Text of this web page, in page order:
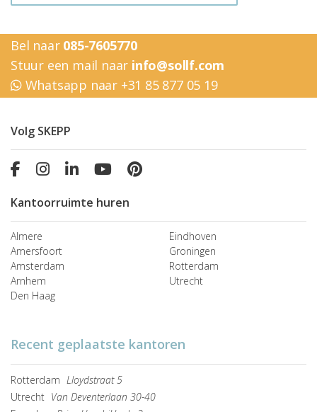
Bel naar 085-7605770
Stuur een mail naar info@sollf.com
Whatsapp naar +31 85 877 05 19
Volg SKEPP
Kantoorruimte huren
Almere
Amersfoort
Amsterdam
Arnhem
Den Haag
Eindhoven
Groningen
Rotterdam
Utrecht
Recent geplaatste kantoren
Rotterdam Lloydstraat 5
Utrecht Van Deventerlaan 30-40